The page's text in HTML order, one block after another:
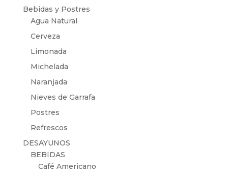
Bebidas y Postres
Agua Natural
Cerveza
Limonada
Michelada
Naranjada
Nieves de Garrafa
Postres
Refrescos
DESAYUNOS
BEBIDAS
Café Americano